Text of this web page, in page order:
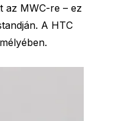
az MWC-re – ez
A HTC